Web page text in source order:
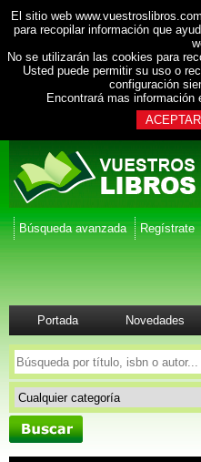
El sitio web
para recopilar información que
No se utilizarán las cookies para
Usted puede permitir su uso o
configuración
Encontrará mas información
ACEPTAR
Búsqueda avanzada Regístrate
Portada Novedades